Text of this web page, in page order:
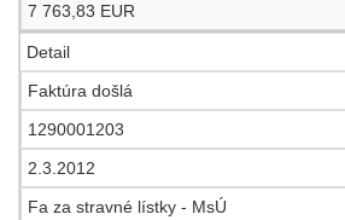
7 763,83 EUR
Detail
Faktúra došlá
1290001203
2.3.2012
Fa za stravné lístky - MsÚ